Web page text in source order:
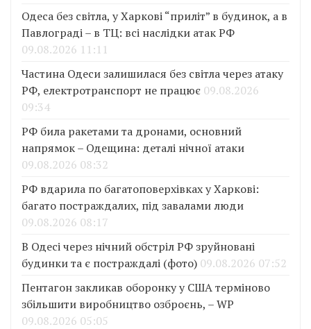
Одеса без світла, у Харкові “приліт” в будинок, а в
Павлограді – в ТЦ: всі наслідки атак РФ
09.08.2026 11:11
Частина Одеси залишилася без світла через атаку
РФ, електротранспорт не працює 09.08.2026
09:34
РФ била ракетами та дронами, основний
напрямок – Одещина: деталі нічної атаки
09.08.2026 08:32
РФ вдарила по багатоповерхівках у Харкові:
багато постраждалих, під завалами люди
09.08.2026 08:17
В Одесі через нічний обстріл РФ зруйновані
будинки та є постраждалі (фото) 09.08.2026 07:52
Пентагон закликав оборонку у США терміново
збільшити виробництво озброєнь, – WP
09.08.2026 05:05